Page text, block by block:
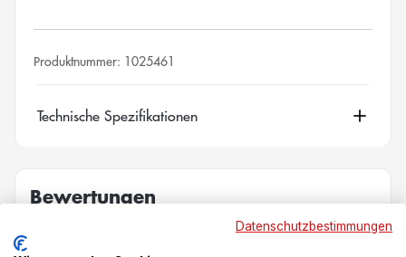
Produktnummer: 1025461
Technische Spezifikationen
Bewertungen
Datenschutzbestimmungen